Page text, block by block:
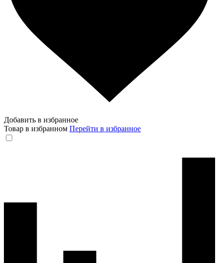
Добавить в избранное
Товар в избранном Перейти в избранное